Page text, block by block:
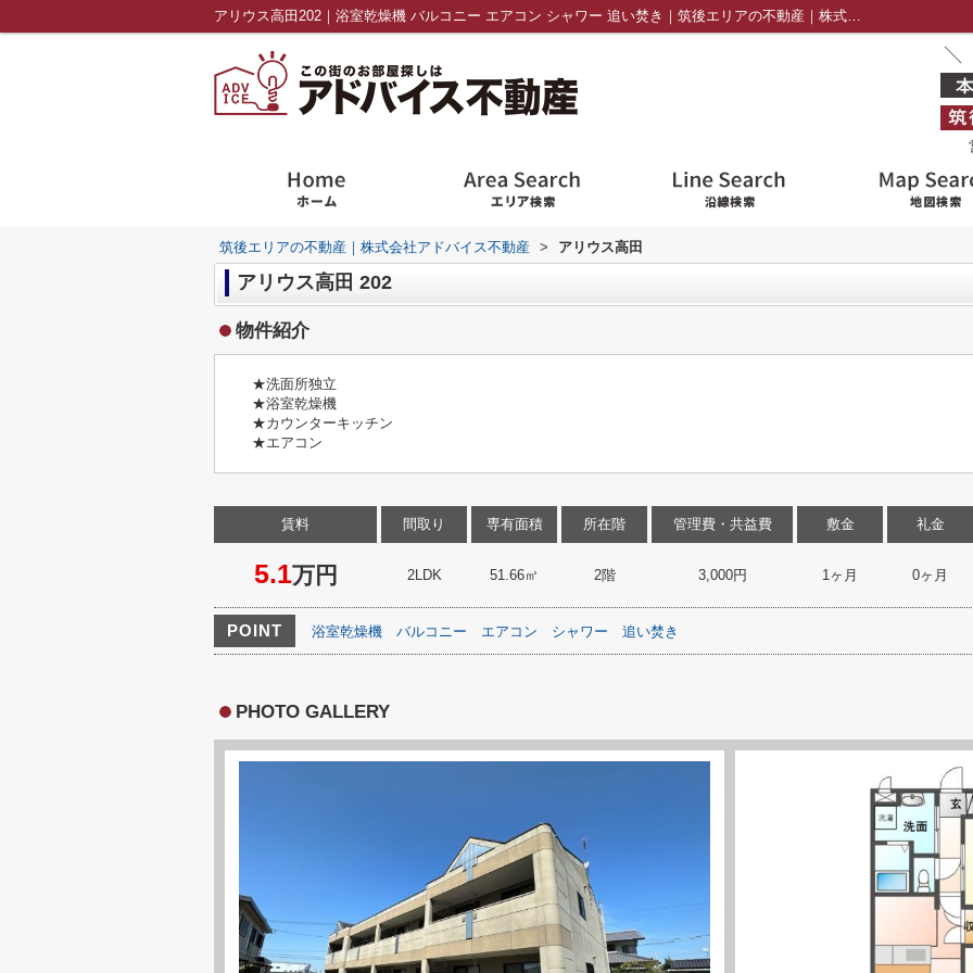
アリウス高田202｜浴室乾燥機 バルコニー エアコン シャワー 追い焚き｜筑後エリアの不動産｜株式会社アドバイス不動産
筑後エリアの不動産｜株式会社アドバイス不動産 > アリウス高田
アリウス高田 202
物件紹介
★洗面所独立
★浴室乾燥機
★カウンターキッチン
★エアコン
賃料
5.1万円
間取り
2LDK
専有面積
51.66㎡
所在階
2階
管理費・共益費
3,000円
敷金
1ヶ月
礼金
0ヶ月
POINT 浴室乾燥機 バルコニー エアコン シャワー 追い焚き
PHOTO GALLERY